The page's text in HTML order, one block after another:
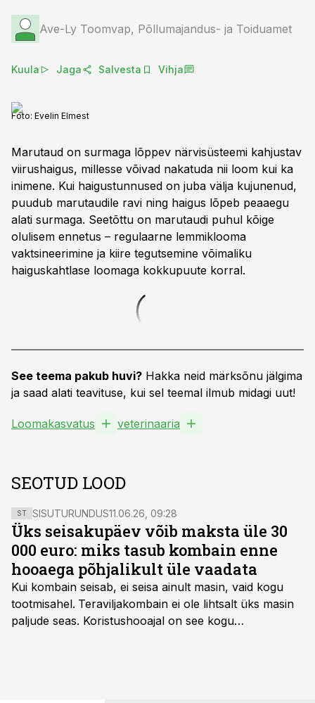
Ave-Ly Toomvap, Põllumajandus- ja Toiduamet
Kuula Jaga Salvesta Vihja
Foto: Evelin Elmest
Marutaud on surmaga lõppev närvisüsteemi kahjustav
viirushaigus, millesse võivad nakatuda nii loom kui ka
inimene. Kui haigustunnused on juba välja kujunenud,
puudub marutaudile ravi ning haigus lõpeb peaaegu
alati surmaga. Seetõttu on marutaudi puhul kõige
olulisem ennetus – regulaarne lemmiklooma
vaktsineerimine ja kiire tegutsemine võimaliku
haiguskahtlase loomaga kokkupuute korral.
See teema pakub huvi? Hakka neid märksõnu jälgima
ja saad alati teavituse, kui sel teemal ilmub midagi uut!
Loomakasvatus veterinaaria
SEOTUD LOOD
ST SISUTURUNDUS11.06.26, 09:28
Üks seisakupäev võib maksta üle 30
000 euro: miks tasub kombain enne
hooaega põhjalikult üle vaadata
Kui kombain seisab, ei seisa ainult masin, vaid kogu
tootmisahel. Teraviljakombain ei ole lihtsalt üks masin
paljude seas. Koristushooajal on see kogu